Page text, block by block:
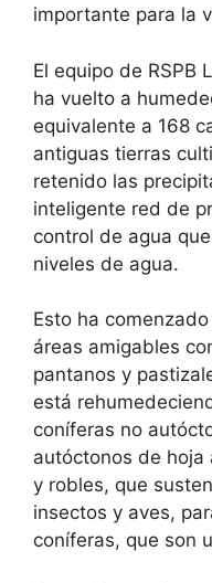
importante para la
El equipo de RSPB
ha vuelto a
equivalente a 168
antiguas tierras
retenido las
inteligente red de
control de agua
niveles de agua.
Esto ha
áreas amigables
pantanos y
está
coníferas no
autóctonos de hoja
y robles, que
insectos y aves,
coníferas, que son